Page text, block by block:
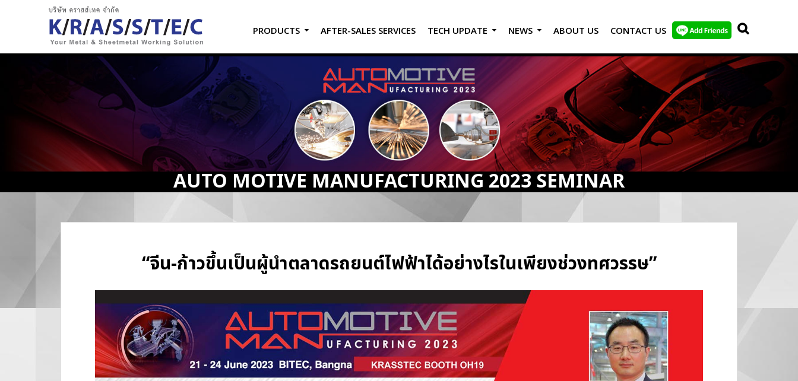
PRODUCTS AFTER-SALES SERVICES TECH UPDATE NEWS ABOUT US CONTACT US
AUTO MOTIVE MANUFACTURING 2023 SEMINAR
“จีน-ก้าวขึ้นเป็นผู้นำตลาดรถยนต์ไฟฟ้าได้อย่างไรในเพียงช่วงทศวรรษ”